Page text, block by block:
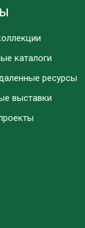
каталоги
ресурсы
выставки